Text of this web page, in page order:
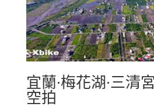
宜蘭·梅花湖·三清
空拍